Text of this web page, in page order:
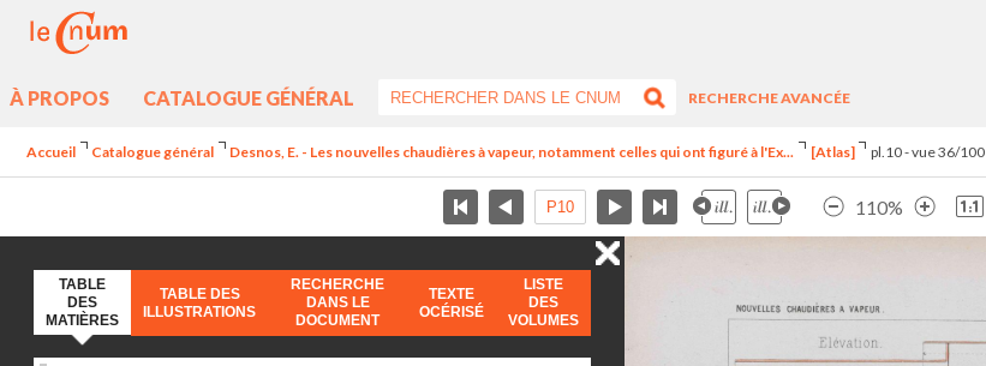
À PROPOS CATALOGUE GÉNÉRAL
RECHERCHE AVANCÉE
Accueil Catalogue général Desnos, E. - Les nouvelles chaudières à vapeur, notamment celles qui ont figuré à l'Ex... [Atlas] pl.10 - vue 36/100
110%
TABLE
DES
MATIÈRES
TABLE DES
ILLUSTRATIONS
RECHERCHE
DANS LE
DOCUMENT
TEXTE
OCÉRISÉ
LISTE
DES
VOLUMES